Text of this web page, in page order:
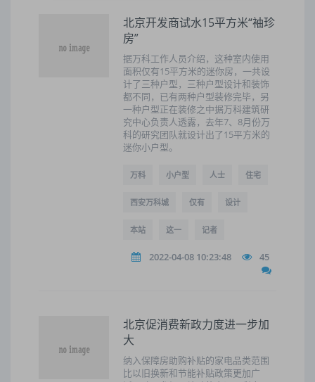
北京开发商试水15平方米“袖珍
房”
据万科工作人员介绍，这种室内使用
面积仅有15平方米的迷你房，一共设
计了三种户型，三种户型设计和装饰
都不同，已有两种户型装修完毕，另
一种户型正在装修之中据万科建筑研
究中心负责人透露，去年7、8月份万
科的研究团队就设计出了15平方米的
迷你小户型。
万科 小户型 人士 住宅
西安万科城 仅有 设计
本站 这一 记者
2022-04-08 10:23:48 45
北京促消费新政力度进一步加
大
纳入保障房助购补贴的家电品类范围
比以旧换新和节能补贴政策更加广